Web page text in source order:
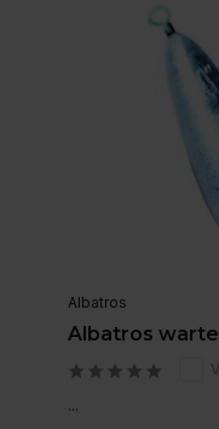
Albatros
Albatros
...